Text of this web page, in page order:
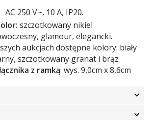
AC 250 V~, 10 A, IP20.
szczotkowany nikiel
glamour, elegancki.
aukcjach dostępne kolory: biały
szczotkowany granat i brąz
z ramką: wys. 9,0cm x 8,6cm